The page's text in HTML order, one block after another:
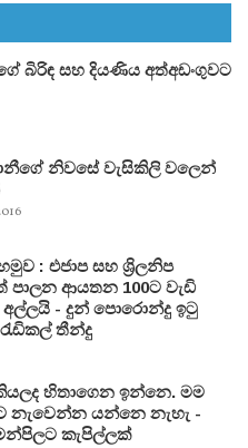
බිරිඳ සහ දියණිය අත්අඩංගුවට
නිවසේ වැසිකිලි වලෙන්
: එජාප සහ ශ්‍රිලනිප
පාලන ආයතන 100ට වැඩි
අල්ලයි - දුන් පොරොන්දු ඉටු
තීන්දු
හිතාගෙන ඉන්නෙ. මම
නැවෙන්න යන්නෙ නැහැ -
කැපිල්ලක්